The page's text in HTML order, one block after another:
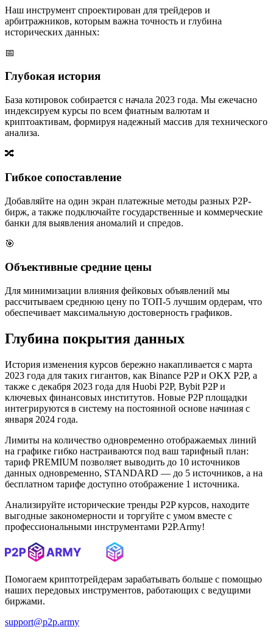
Наш инструмент спроектирован для трейдеров и
арбитражников, которым важна точность и глубина
исторических данных:
📅
Глубокая история
База котировок собирается с начала 2023 года. Мы ежечасно
индексируем курсы по всем фиатным валютам и
криптоактивам, формируя надежный массив для технического
анализа.
🔀
Гибкое сопоставление
Добавляйте на один экран платежные методы разных P2P-
бирж, а также подключайте государственные и коммерческие
банки для выявления аномалий и спредов.
🎯
Объективные средние цены
Для минимизации влияния фейковых объявлений мы
рассчитываем среднюю цену по ТОП-5 лучшим ордерам, что
обеспечивает максимальную достоверность графиков.
Глубина покрытия данных
История изменения курсов бережно накапливается с марта
2023 года для таких гигантов, как Binance P2P и OKX P2P, а
также с декабря 2023 года для Huobi P2P, Bybit P2P и
ключевых финансовых институтов. Новые P2P площадки
интегрируются в систему на постоянной основе начиная с
января 2024 года.
Лимиты на количество одновременно отображаемых линий
на графике гибко настраиваются под ваш тарифный план:
тариф PREMIUM позволяет выводить до 10 источников
данных одновременно, STANDARD — до 5 источников, а на
бесплатном тарифе доступно отображение 1 источника.
Анализируйте исторические тренды P2P курсов, находите
выгодные закономерности и торгуйте с умом вместе с
профессиональными инструментами P2P.Army!
Помогаем криптотрейдерам зарабатывать больше с помощью
наших передовых инструментов, работающих с ведущими
биржами.
support@p2p.army